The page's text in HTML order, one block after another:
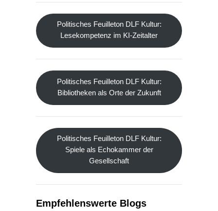
Politisches Feuilleton DLF Kultur:
Lesekompetenz im KI-Zeitalter
Politisches Feuilleton DLF Kultur:
Bibliotheken als Orte der Zukunft
Politisches Feuilleton DLF Kultur:
Spiele als Echokammer der
Gesellschaft
Empfehlenswerte Blogs